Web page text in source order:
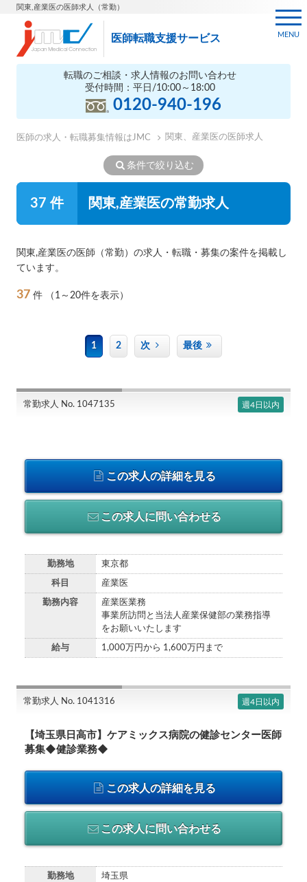
関東,産業医の医師求人（常勤）
医師転職支援サービス
転職のご相談・求人情報のお問い合わせ
受付時間：平日/10:00～18:00
0120-940-196
MENU
医師の求人・転職募集情報はJMC 関東、産業医の医師求人
条件で絞り込む
37 件 関東,産業医の常勤求人
関東,産業医の医師（常勤）の求人・転職・募集の案件を掲載し
ています。
37 件 （1～20件を表示）
1 2 次 最後
常勤求人 No. 1047135 週4日以内
この求人の詳細を見る
この求人に問い合わせる
勤務地 東京都
科目 産業医
勤務内容
産業医業務
事業所訪問と当法人産業保健部の業務指導
をお願いいたします
給与 1,000万円から 1,600万円まで
常勤求人 No. 1041316 週4日以内
【埼玉県日高市】ケアミックス病院の健診センター医師
募集◆健診業務◆
この求人の詳細を見る
この求人に問い合わせる
勤務地 埼玉県